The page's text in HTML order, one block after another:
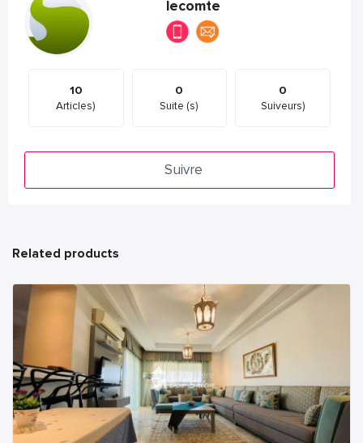
lecomte
10
Articles)
0
Suite (s)
0
Suiveurs)
Suivre
Related products